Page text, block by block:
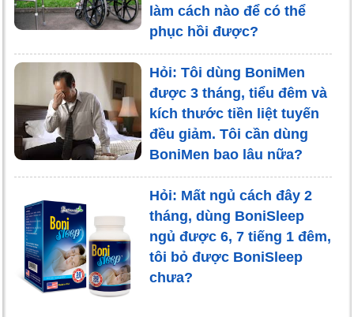
làm cách nào để có thể
phục hồi được?
Hỏi: Tôi dùng BoniMen
được 3 tháng, tiểu đêm và
kích thước tiền liệt tuyến
đều giảm. Tôi cần dùng
BoniMen bao lâu nữa?
Hỏi: Mất ngủ cách đây 2
tháng, dùng BoniSleep
ngủ được 6, 7 tiếng 1 đêm,
tôi bỏ được BoniSleep
chưa?